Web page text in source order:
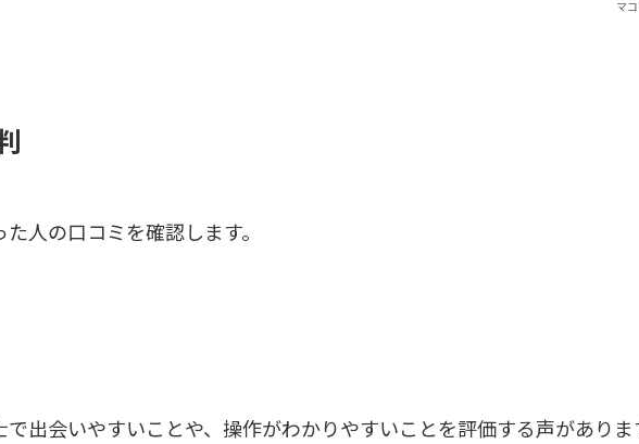
マ
人の口コミを確認します。
出会いやすいことや、操作がわかりやすいことを評価する声がありま